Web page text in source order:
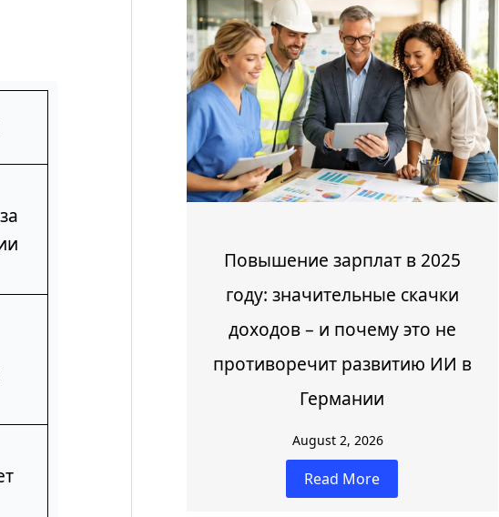
Повышение зарплат в 2025
году: значительные скачки
доходов – и почему это не
противоречит развитию ИИ в
Германии
August 2, 2026
Read More